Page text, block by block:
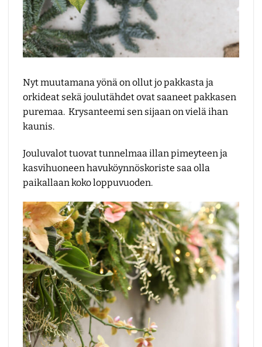
Nyt muutamana yönä on ollut jo pakkasta ja
orkideat sekä joulutähdet ovat saaneet pakkasen
puremaa. Krysanteemi sen sijaan on vielä ihan
kaunis.
Jouluvalot tuovat tunnelmaa illan pimeyteen ja
kasvihuoneen havuköynnöskoriste saa olla
paikallaan koko loppuvuoden.